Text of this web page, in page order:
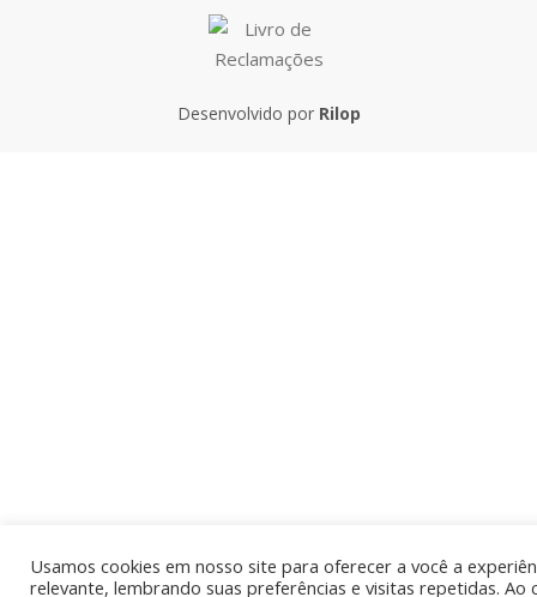
Usamos cookies em nosso site para oferecer a você a
relevante, lembrando suas preferências e visitas repetidas. Ao
Desenvolvido por Rilop